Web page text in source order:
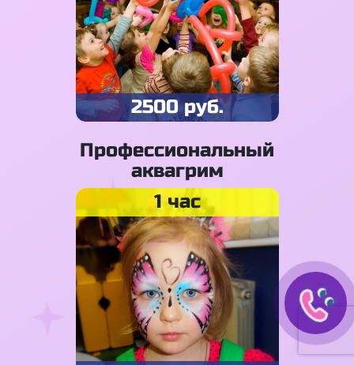
2500 руб.
Профессиональный
аквагрим
1 час